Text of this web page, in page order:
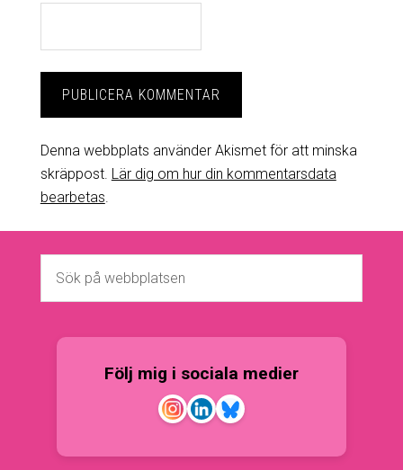
Denna webbplats använder Akismet för att minska
skräppost. Lär dig om hur din kommentarsdata
bearbetas
Följ mig i sociala medier